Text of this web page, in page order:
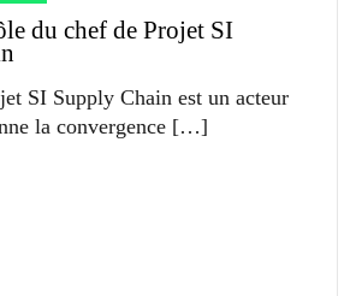
du chef de Projet SI
SI Supply Chain est un acteur
la convergence